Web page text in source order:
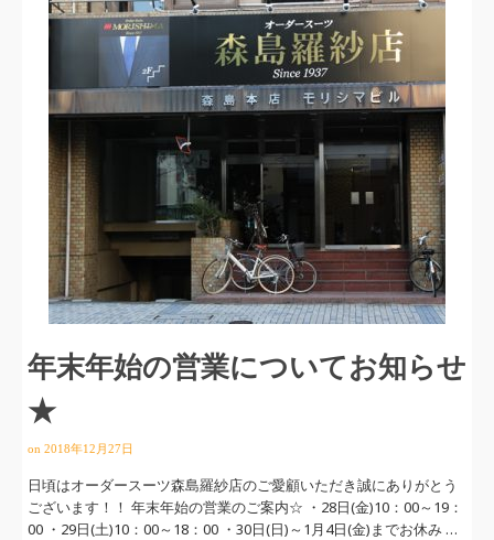
年末年始の営業についてお知らせ
★
on 2018年12月27日
日頃はオーダースーツ森島羅紗店のご愛顧いただき誠にありがとう
ございます！！ 年末年始の営業のご案内☆ ・28日(金)10：00～19：
00 ・29日(土)10：00～18：00 ・30日(日)～1月4日(金)までお休み …